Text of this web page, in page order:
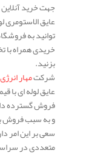
جهت خرید آنلاین
عایق
توانید به
خریدی همراه با
بزنید.
شرکتمهار انرژی
عایق لوله ای با
فروش گسترده
و به سبب فروش
سعی بر این امر
متعددی در